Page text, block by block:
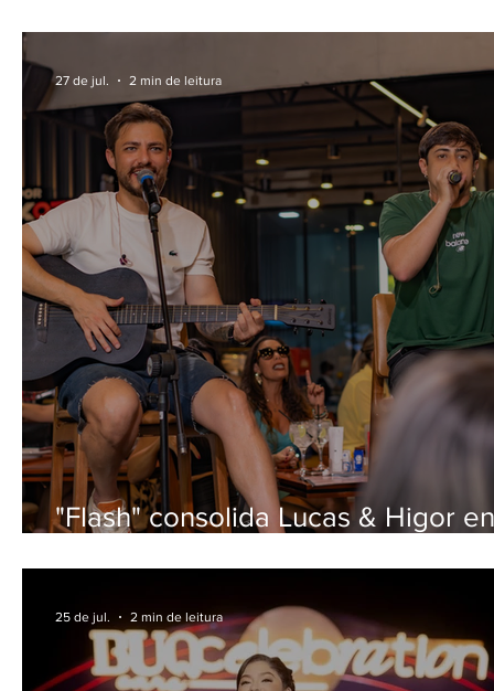
- Lado B" acaba de ser lançado
"Flash" consolida Lucas & Higor
nacional
27 de jul. 2 min de leitura
25 de jul. 2 min de leitura